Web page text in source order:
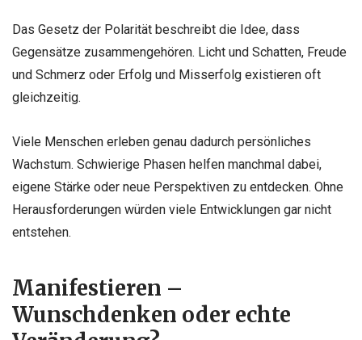
Das Gesetz der Polarität beschreibt die Idee, dass
Gegensätze zusammengehören. Licht und Schatten, Freude
und Schmerz oder Erfolg und Misserfolg existieren oft
gleichzeitig.
Viele Menschen erleben genau dadurch persönliches
Wachstum. Schwierige Phasen helfen manchmal dabei,
eigene Stärke oder neue Perspektiven zu entdecken. Ohne
Herausforderungen würden viele Entwicklungen gar nicht
entstehen.
Manifestieren –
Wunschdenken oder echte